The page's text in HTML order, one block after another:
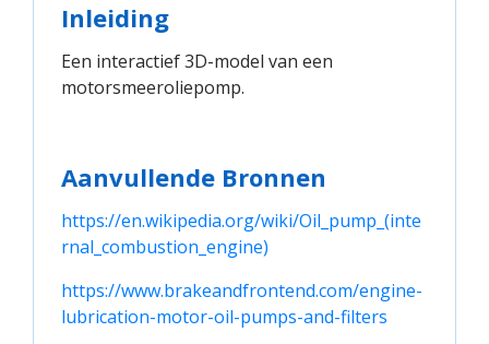
Inleiding
Een interactief 3D-model van een
motorsmeeroliepomp.
Aanvullende Bronnen
https://en.wikipedia.org/wiki/Oil_pump_(inte
rnal_combustion_engine)
https://www.brakeandfrontend.com/engine-
lubrication-motor-oil-pumps-and-filters